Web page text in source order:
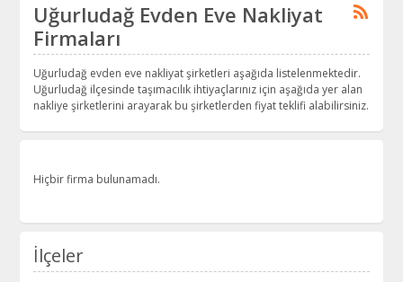
Uğurludağ Evden Eve Nakliyat
Firmaları
Uğurludağ evden eve nakliyat şirketleri aşağıda listelenmektedir.
Uğurludağ ilçesinde taşımacılık ihtiyaçlarınız için aşağıda yer alan
nakliye şirketlerini arayarak bu şirketlerden fiyat teklifi alabilirsiniz.
Hiçbir firma bulunamadı.
İlçeler